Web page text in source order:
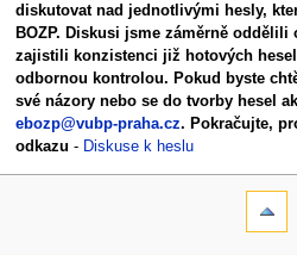
na
navigaci
na
vyhledávání
diskutovat nad jednotlivými hesly,
BOZP. Diskusi jsme záměrně
zajistili konzistenci již hotových
odbornou kontrolou. Pokud byste
své názory nebo se do tvorby hesel
ebozp@vubp-praha.cz. Pokračujte,
odkazu - Diskuse k heslu